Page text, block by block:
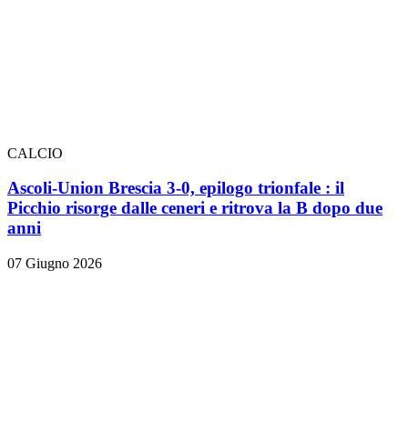
CALCIO
Ascoli-Union Brescia 3-0, epilogo trionfale : il
Picchio risorge dalle ceneri e ritrova la B dopo due
anni
07 Giugno 2026